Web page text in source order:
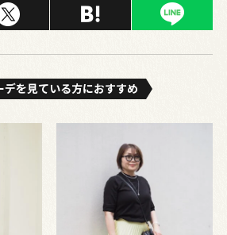
デを⾒ている⽅におすすめ